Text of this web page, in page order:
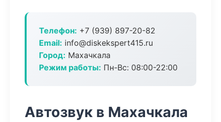
Телефон: +7 (939) 897-20-82
Email: info@diskekspert415.ru
Город: Махачкала
Режим работы: Пн-Вс: 08:00-22:00
Автозвук в Махачкала